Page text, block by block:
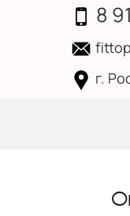
8
г.